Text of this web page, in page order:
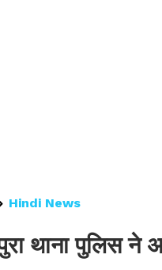
Hindi News
थाना पुलिस ने